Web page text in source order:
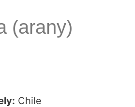
(arany)
Chile